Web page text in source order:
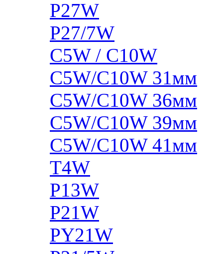
P27W
P27/7W
C5W / C10W
C5W/C10W 31мм
C5W/C10W 36мм
C5W/C10W 39мм
C5W/C10W 41мм
T4W
P13W
P21W
PY21W